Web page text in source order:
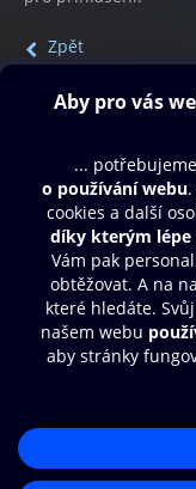
Zpět
Obsah ke stažení
Moje O2 Knihovna
Další zábava
© O2 Czech Republic
Přístupnost
Zásady zpracování